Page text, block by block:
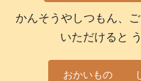
かんそうやしつもん、
いただけると
おかいもの